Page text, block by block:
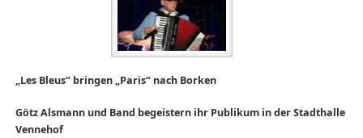
„Les Bleus“ bringen „Paris“ nach Borken
Götz Alsmann und Band begeistern ihr Publikum in der Stadthalle
Vennehof